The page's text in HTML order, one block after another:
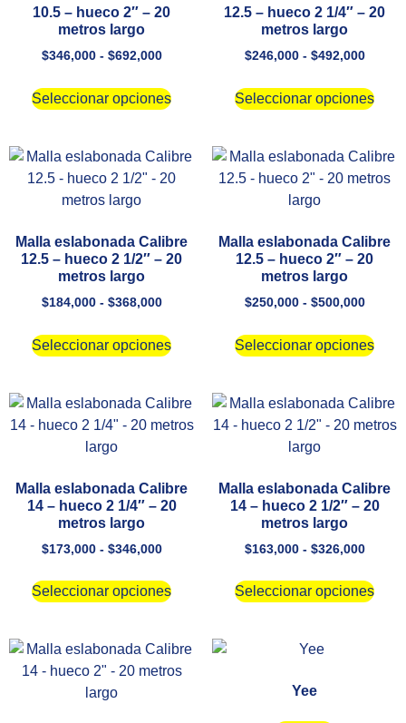
10.5 – hueco 2″ – 20
metros largo
$346,000 - $692,000
Seleccionar opciones
12.5 – hueco 2 1/4″ – 20
metros largo
$246,000 - $492,000
Seleccionar opciones
Malla eslabonada Calibre
12.5 – hueco 2 1/2″ – 20
metros largo
$184,000 - $368,000
Seleccionar opciones
Malla eslabonada Calibre
12.5 – hueco 2″ – 20
metros largo
$250,000 - $500,000
Seleccionar opciones
Malla eslabonada Calibre
14 – hueco 2 1/4″ – 20
metros largo
$173,000 - $346,000
Seleccionar opciones
Malla eslabonada Calibre
14 – hueco 2 1/2″ – 20
metros largo
$163,000 - $326,000
Seleccionar opciones
Yee